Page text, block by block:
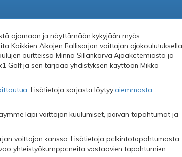
ajamaan ja näyttämään kykyjään myös
Kaikkien Aikojen Rallisarjan voittajan ajokoulutuksella
puitteissa Minna Sillankorva Ajoakatemiasta ja
Golf ja sen tarjoaa yhdistyksen käyttöön Mikko
. Lisätietoja sarjasta löytyy aiemmasta
läpi voittajan kuulumiset, päivän tapahtumat ja
voittajan kanssa. Lisätietoja palkintotapahtumasta
yhteistyökumppaneita vastaavien tapahtumien